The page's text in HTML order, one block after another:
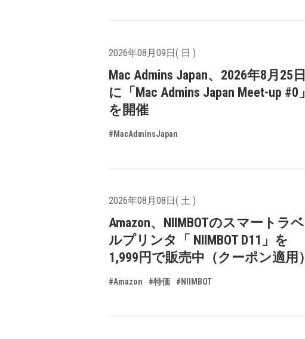
2026年08月09日( 日 )
Mac Admins Japan、2026年8月25日
に「Mac Admins Japan Meet-up #0」
を開催
#MacAdminsJapan
2026年08月08日( 土 )
Amazon、NIIMBOTのスマートラベ
ルプリンタ「 NIIMBOT D11」を
1,999円で販売中（クーポン適用）
#Amazon #特価 #NIIMBOT